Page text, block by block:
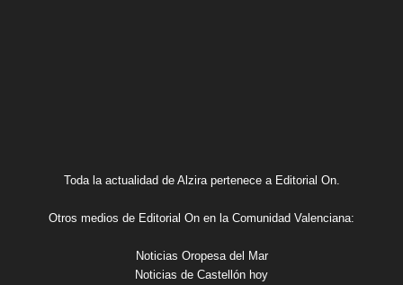
Toda la actualidad de Alzira pertenece a Editorial On.
Otros medios de Editorial On en la Comunidad Valenciana:
Noticias Oropesa del Mar
Noticias de Castellón hoy